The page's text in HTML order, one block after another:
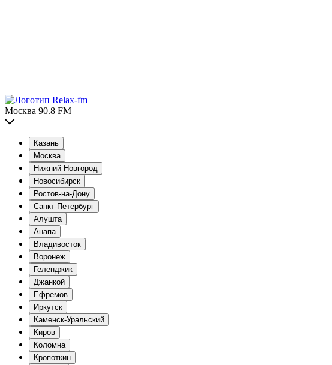
Москва 90.8 FM
Казань
Москва
Нижний Новгород
Новосибирск
Ростов-на-Дону
Санкт-Петербург
Алушта
Анапа
Владивосток
Воронеж
Геленджик
Джанкой
Ефремов
Иркутск
Каменск-Уральский
Киров
Коломна
Кропоткин